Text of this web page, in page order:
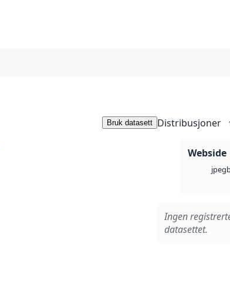
Bruk datasett Distribusjoner
Webside
jpeg
Ingen
datasettet.